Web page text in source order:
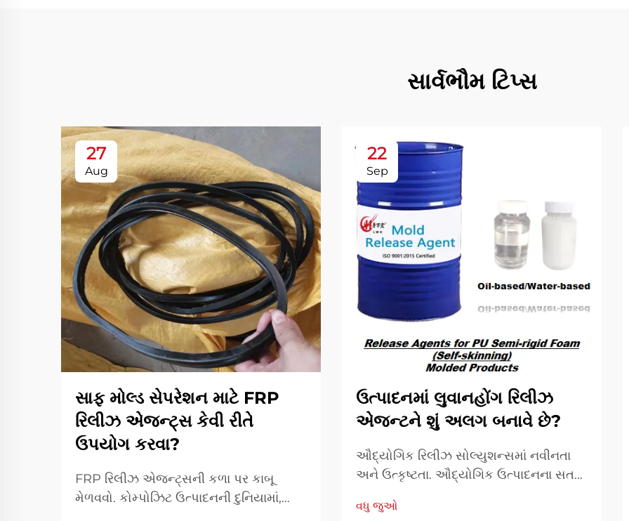
સાર્વભૌમ ટિપ્સ
27
Aug
સાફ મોલ્ડ સેપરેશન માટે FRP
રિલીઝ એજન્ટ્સ કેવી રીતે
ઉપયોગ કરવા?
FRP રિલીઝ એજન્ટ્સની કળા પર કાબૂ
મેળવવો. કોમ્પોઝિટ ઉત્પાદનની દુનિયામાં,
22
Sep
ઉત્પાદનમાં લુવાનહોંગ રિલીઝ
એજન્ટને શું અલગ બનાવે છે?
ઔદ્યોગિક રિલીઝ સોલ્યુશન્સમાં નવીનતા
અને ઉત્કૃષ્ટતા. ઔદ્યોગિક ઉત્પાદનના સતત
પસંદગી ઉત્પાદન કાર્યક્ષમતા અને ઉત્પાદન
વધુ જુઓ